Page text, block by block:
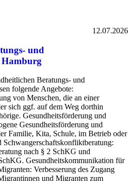
12.07.2026
und
Hamburg
Beratungs- und
folgende Angebote:
von Menschen, die an einer
sich ggf. auf dem Weg dorthin
Gesundheitsförderung und
Gesundheitsförderung und
Familie, Kita, Schule, im Betrieb oder
nach § 2 SchKG und
Gesundheitskommunikation für
Verbesserung des Zugang
und Migranten zum